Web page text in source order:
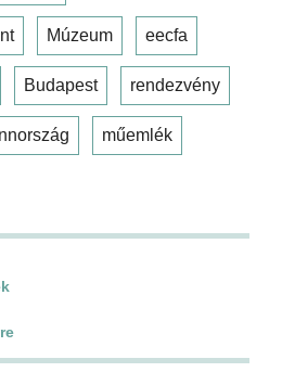
Múzeum eecfa
Budapest rendezvény
műemlék